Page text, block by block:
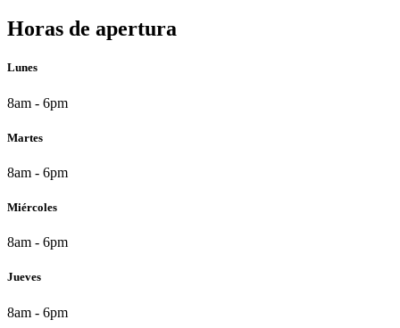
Horas de apertura
Lunes
8am - 6pm
Martes
8am - 6pm
Miércoles
8am - 6pm
Jueves
8am - 6pm